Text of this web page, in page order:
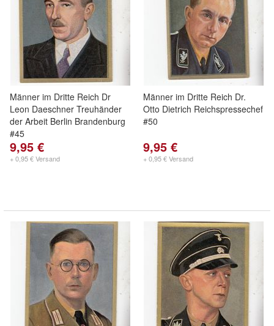
Männer im Dritte Reich Dr
Leon Daeschner Treuhänder
der Arbeit Berlin Brandenburg
#45
9,95 €
+ 0,95 € Versand
Männer im Dritte Reich Dr.
Otto Dietrich Reichspressechef
#50
9,95 €
+ 0,95 € Versand